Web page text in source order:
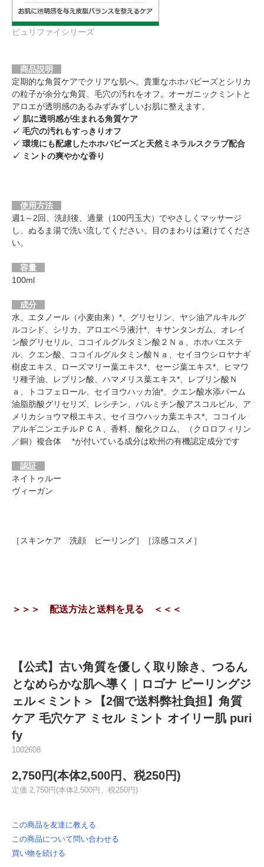
ピュリファイシリーズ
商品説明
定期的な角質ケアでクリアな肌へ。貴重なホホバビーズとシリカ
の粒子が余分な角質、毛穴の汚れをオフ。オーガニックミントと
アロエが透明感のあるみずみずしいお肌に整えます。
✓ 肌に透明感が生まれる角質ケア
✓ 毛穴の汚れもすっきりオフ
✓ 環境にも配慮したホホバビーズと天然ミネラルスクラブ配合
✓ ミントの爽やかな香り
使用方法
週1～2回、洗顔後、適量（100円玉大）でやさしくマッサージ
し、ぬるま湯で洗い流してください。目のまわりは避けてくださ
い。
容量
100ml
成分
水、エタノール（小麦由来）*、グリセリン、ヤシ油アルキルグ
ルコシド、シリカ、アロエベラ液汁*、キサンタンガム、オレイ
ン酸グリセリル、ココイルグルタミン酸２Ｎａ、ホホバエステ
ル、クエン酸、ココイルグルタミン酸Ｎａ、セイヨウシロヤナギ
樹皮エキス、ローズマリー葉エキス*、セージ葉エキス*、ヒマワ
リ種子油、レブリン酸、ハマメリス葉エキス*、レブリン酸Ｎ
ａ、トコフェロール、セイヨウハッカ油*、クエン酸水添パーム
油脂肪酸グリセリズ、レシチン、パルミチン酸アスコルビル、ア
メリカショウマ根エキス、セイヨウハッカ葉エキス*、ココイル
アルギニンエチルＰＣＡ、香料、酸化クロム、（クロロフィリン
／銅）複合体 *が付いている成分は欧州の有機認定成分です
認証
ネイトゥルー
ヴィーガン
［スキンケア 洗顔 ピーリング］［涼感コスメ］
＞＞＞ 配送方法と送料を見る ＜＜＜
【公式】古い角質を優しく取り除き、つるん
となめらかな肌へ導く｜ロゴナ ピーリングジ
ェル＜ミント＞【2個で送料弊社負担】角質
ケア 毛穴ケア ミセル ミント オイリー肌 puri
fy
1002608
2,750円(本体2,500円、税250円)
定価 2,750円(本体2,500円、税250円)
この商品を友達に教える
この商品について問い合わせる
買い物を続ける